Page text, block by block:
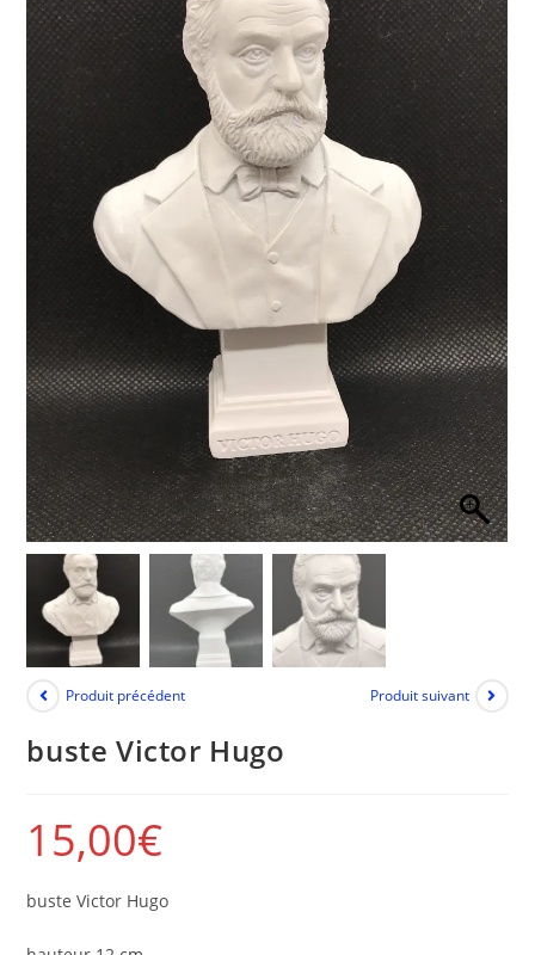
Produit précédent Produit suivant
buste Victor Hugo
15,00€
buste Victor Hugo